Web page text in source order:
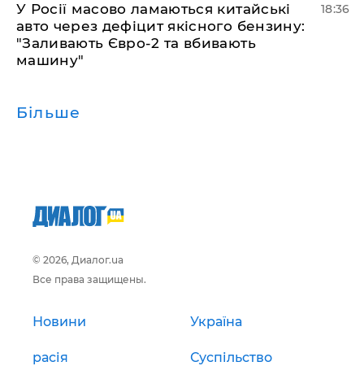
У Росії масово ламаються китайські
авто через дефіцит якісного бензину:
"Заливають Євро-2 та вбивають
машину"
18:36
Більше
© 2026, Диалог.ua
Все права защищены.
Новини Україна
расія Суспільство